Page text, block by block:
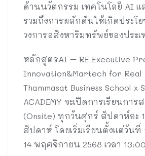
ด้านนวัตกรรม เทคโนโลยี AI แ
รวมถึงการผลักดันให้เกิดประโ
วงการอสังหาริมทรัพย์ของประเ
หลักสูตรAI – RE Executive
Innovation&Martech for Real
Thammasat Business School x
ACADEMY จะเปิดการเรียนกา
(Onsite) ทุกวันศุกร์ สัปดาห์ละ
สัปดาห์ โดยเริ่มเรียนตั้งแต่วัน
14 พฤศจิกายน 2568 เวลา